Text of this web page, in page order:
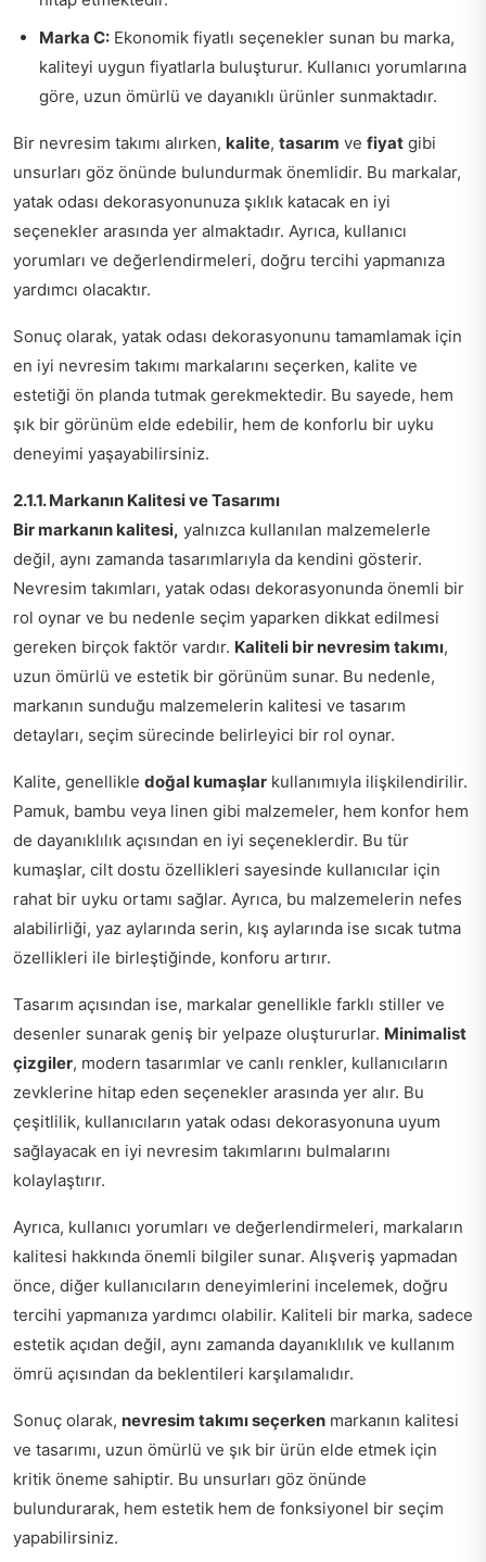
Marka C: Ekonomik fiyatlı seçenekler sunan bu marka,
kaliteyi uygun fiyatlarla buluşturur. Kullanıcı yorumlarına
göre, uzun ömürlü ve dayanıklı ürünler sunmaktadır.
Bir nevresim takımı alırken, kalite, tasarım ve fiyat gibi
unsurları göz önünde bulundurmak önemlidir. Bu markalar,
yatak odası dekorasyonunuza şıklık katacak en iyi
seçenekler arasında yer almaktadır. Ayrıca, kullanıcı
yorumları ve değerlendirmeleri, doğru tercihi yapmanıza
yardımcı olacaktır.
Sonuç olarak, yatak odası dekorasyonunu tamamlamak için
en iyi nevresim takımı markalarını seçerken, kalite ve
estetiği ön planda tutmak gerekmektedir. Bu sayede, hem
şık bir görünüm elde edebilir, hem de konforlu bir uyku
deneyimi yaşayabilirsiniz.
2.1.1. Markanın Kalitesi ve Tasarımı
Bir markanın kalitesi, yalnızca kullanılan malzemelerle
değil, aynı zamanda tasarımlarıyla da kendini gösterir.
Nevresim takımları, yatak odası dekorasyonunda önemli bir
rol oynar ve bu nedenle seçim yaparken dikkat edilmesi
gereken birçok faktör vardır. Kaliteli bir nevresim takımı,
uzun ömürlü ve estetik bir görünüm sunar. Bu nedenle,
markanın sunduğu malzemelerin kalitesi ve tasarım
detayları, seçim sürecinde belirleyici bir rol oynar.
Kalite, genellikle doğal kumaşlar kullanımıyla ilişkilendirilir.
Pamuk, bambu veya linen gibi malzemeler, hem konfor hem
de dayanıklılık açısından en iyi seçeneklerdir. Bu tür
kumaşlar, cilt dostu özellikleri sayesinde kullanıcılar için
rahat bir uyku ortamı sağlar. Ayrıca, bu malzemelerin nefes
alabilirliği, yaz aylarında serin, kış aylarında ise sıcak tutma
özellikleri ile birleştiğinde, konforu artırır.
Tasarım açısından ise, markalar genellikle farklı stiller ve
desenler sunarak geniş bir yelpaze oluştururlar. Minimalist
çizgiler, modern tasarımlar ve canlı renkler, kullanıcıların
zevklerine hitap eden seçenekler arasında yer alır. Bu
çeşitlilik, kullanıcıların yatak odası dekorasyonuna uyum
sağlayacak en iyi nevresim takımlarını bulmalarını
kolaylaştırır.
Ayrıca, kullanıcı yorumları ve değerlendirmeleri, markaların
kalitesi hakkında önemli bilgiler sunar. Alışveriş yapmadan
önce, diğer kullanıcıların deneyimlerini incelemek, doğru
tercihi yapmanıza yardımcı olabilir. Kaliteli bir marka, sadece
estetik açıdan değil, aynı zamanda dayanıklılık ve kullanım
ömrü açısından da beklentileri karşılamalıdır.
Sonuç olarak, nevresim takımı seçerken markanın kalitesi
ve tasarımı, uzun ömürlü ve şık bir ürün elde etmek için
kritik öneme sahiptir. Bu unsurları göz önünde
bulundurarak, hem estetik hem de fonksiyonel bir seçim
yapabilirsiniz.